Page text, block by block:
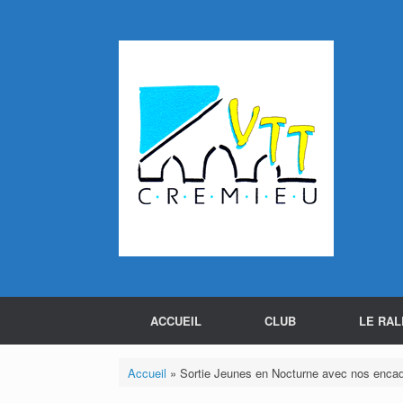
ACCUEIL CLUB LE
Accueil » Sortie Jeunes en Nocturne avec nos